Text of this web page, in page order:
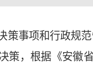
策事项和行政规
策，根据《安徽